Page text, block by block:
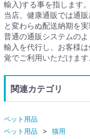
輸入)する事を指します。
当店、健康通販では通
と変わらぬ配送納期を実
普通の通販システムの
輸入を代行し、お客様
覚でご利用いただけます
関連カテゴリ
ペット用品
ペット用品
猫用